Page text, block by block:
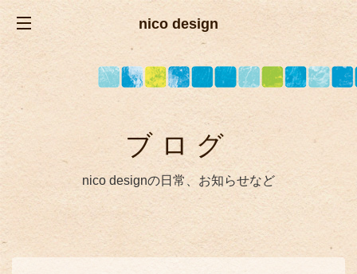
nico design
ブログ
nico designの日常、お知らせなど